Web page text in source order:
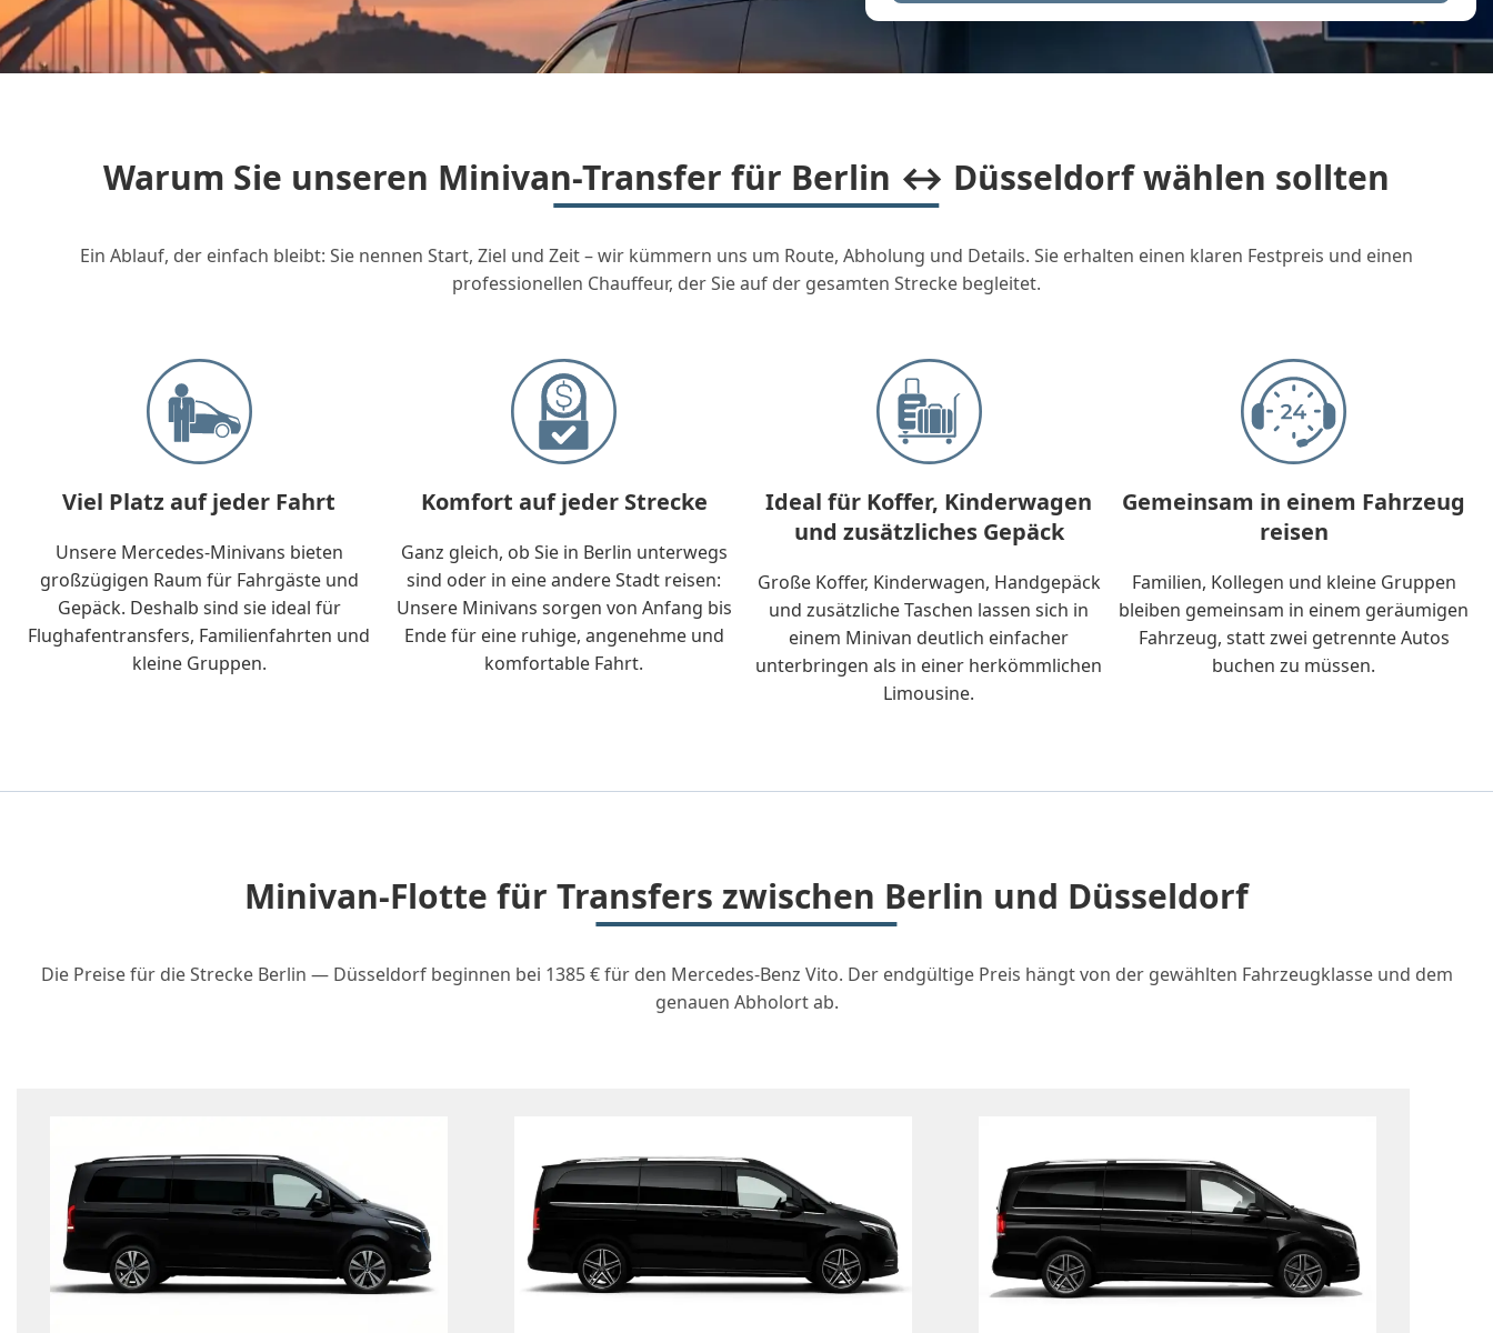
Warum Sie unseren Minivan-Transfer für Berlin ↔ Düsseldorf wählen sollten
Ein Ablauf, der einfach bleibt: Sie nennen Start, Ziel und Zeit – wir kümmern uns um Route, Abholung und Details. Sie erhalten einen klaren Festpreis und einen
professionellen Chauffeur, der Sie auf der gesamten Strecke begleitet.
Viel Platz auf jeder Fahrt
Unsere Mercedes-Minivans bieten
großzügigen Raum für Fahrgäste und
Gepäck. Deshalb sind sie ideal für
Flughafentransfers, Familienfahrten und
kleine Gruppen.
Komfort auf jeder Strecke
Ganz gleich, ob Sie in Berlin unterwegs
sind oder in eine andere Stadt reisen:
Unsere Minivans sorgen von Anfang bis
Ende für eine ruhige, angenehme und
komfortable Fahrt.
Ideal für Koffer, Kinderwagen
und zusätzliches Gepäck
Große Koffer, Kinderwagen, Handgepäck
und zusätzliche Taschen lassen sich in
einem Minivan deutlich einfacher
unterbringen als in einer herkömmlichen
Limousine.
Gemeinsam in einem Fahrzeug
reisen
Familien, Kollegen und kleine Gruppen
bleiben gemeinsam in einem geräumigen
Fahrzeug, statt zwei getrennte Autos
buchen zu müssen.
Minivan-Flotte für Transfers zwischen Berlin und Düsseldorf
Die Preise für die Strecke Berlin — Düsseldorf beginnen bei 1385 € für den Mercedes-Benz Vito. Der endgültige Preis hängt von der gewählten Fahrzeugklasse und dem
genauen Abholort ab.